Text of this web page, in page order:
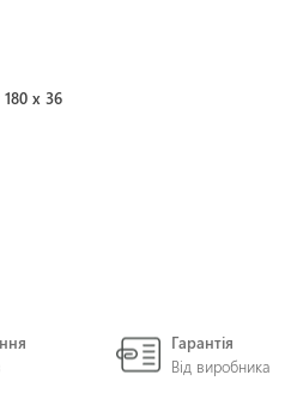
180 x 36
Гарантія
Від виробника